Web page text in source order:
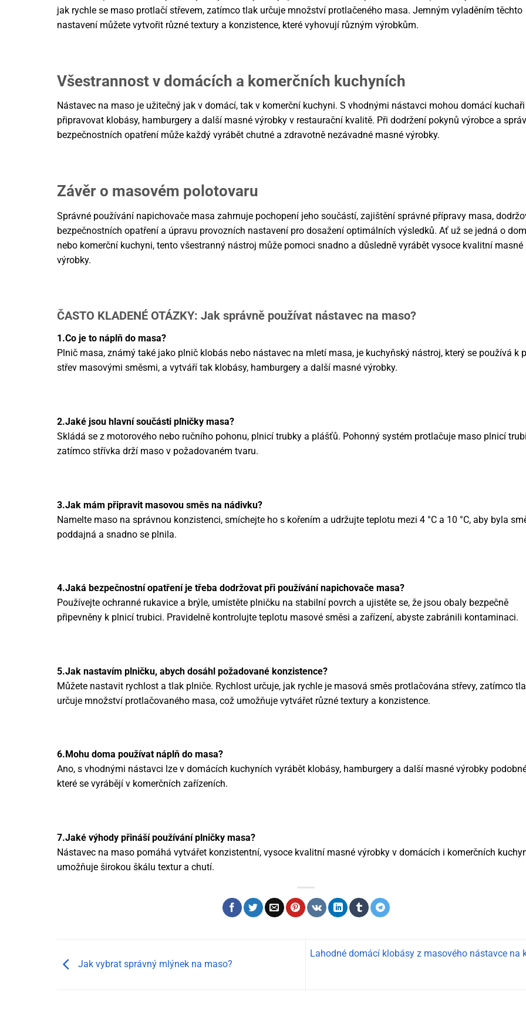
jak rychle se maso protlačí střevem, zatímco tlak určuje množství protlačeného masa. Jemným vyladěním těchto
nastavení můžete vytvořit různé textury a konzistence, které vyhovují různým výrobkům.
Všestrannost v domácích a komerčních kuchyních
Nástavec na maso je užitečný jak v domácí, tak v komerční kuchyni. S vhodnými nástavci mohou domácí kuchaři
připravovat klobásy, hamburgery a další masné výrobky v restaurační kvalitě. Při dodržení pokynů výrobce a
bezpečnostních opatření může každý vyrábět chutné a zdravotně nezávadné masné výrobky.
Závěr o masovém polotovaru
Správné používání napichovače masa zahrnuje pochopení jeho součástí, zajištění správné přípravy masa,
bezpečnostních opatření a úpravu provozních nastavení pro dosažení optimálních výsledků. Ať už se jedná o
nebo komerční kuchyni, tento všestranný nástroj může pomoci snadno a důsledně vyrábět vysoce kvalitní masné
výrobky.
ČASTO KLADENÉ OTÁZKY: Jak správně používat nástavec na maso?
1.Co je to náplň do masa?
Plnič masa, známý také jako plnič klobás nebo nástavec na mletí masa, je kuchyňský nástroj, který se používá k
střev masovými směsmi, a vytváří tak klobásy, hamburgery a další masné výrobky.
2.Jaké jsou hlavní součásti plničky masa?
Skládá se z motorového nebo ručního pohonu, plnicí trubky a plášťů. Pohonný systém protlačuje maso plnicí
zatímco střívka drží maso v požadovaném tvaru.
3.Jak mám připravit masovou směs na nádivku?
Namelte maso na správnou konzistenci, smíchejte ho s kořením a udržujte teplotu mezi 4 °C a 10 °C, aby byla
poddajná a snadno se plnila.
4.Jaká bezpečnostní opatření je třeba dodržovat při používání napichovače masa?
Používejte ochranné rukavice a brýle, umístěte plničku na stabilní povrch a ujistěte se, že jsou obaly bezpečně
připevněny k plnicí trubici. Pravidelně kontrolujte teplotu masové směsi a zařízení, abyste zabránili kontaminaci.
5.Jak nastavím plničku, abych dosáhl požadované konzistence?
Můžete nastavit rychlost a tlak plniče. Rychlost určuje, jak rychle je masová směs protlačována střevy, zatímco
určuje množství protlačovaného masa, což umožňuje vytvářet různé textury a konzistence.
6.Mohu doma používat náplň do masa?
Ano, s vhodnými nástavci lze v domácích kuchyních vyrábět klobásy, hamburgery a další masné výrobky
které se vyrábějí v komerčních zařízeních.
7.Jaké výhody přináší používání plničky masa?
Nástavec na maso pomáhá vytvářet konzistentní, vysoce kvalitní masné výrobky v domácích i komerčních
umožňuje širokou škálu textur a chutí.
Jak vybrat správný mlýnek na maso?
Lahodné domácí klobásy z masového nástavce na